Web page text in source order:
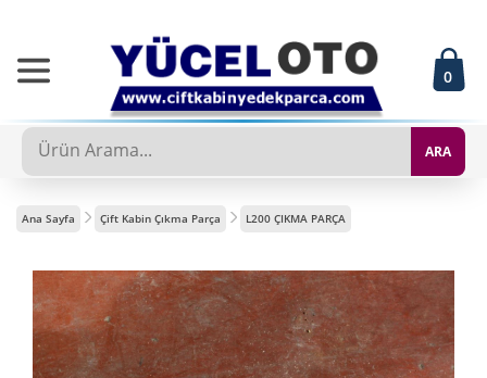
0
ARA
Ana Sayfa Çift Kabin Çıkma Parça L200 ÇIKMA PARÇA